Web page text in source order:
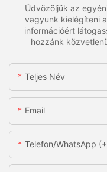
Üdvözöljük az
vagyunk kielégíteni
információért
hozzánk
Teljes Név
Email
Telefon/WhatsApp